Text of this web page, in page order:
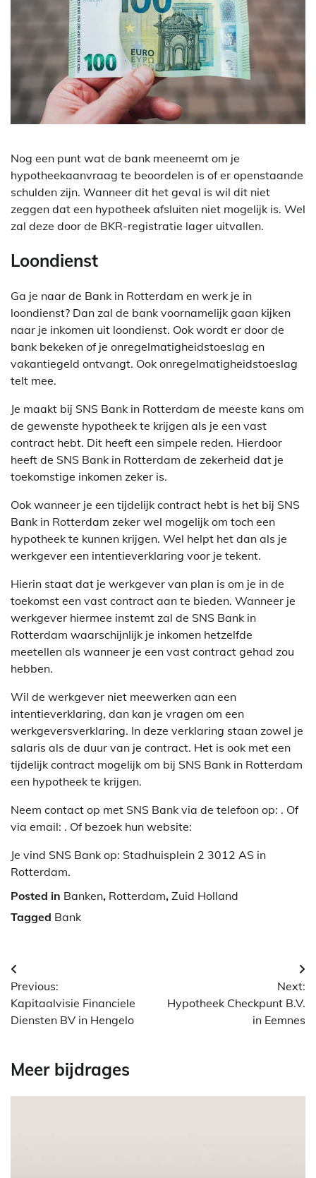
Nog een punt wat de bank meeneemt om je
hypotheekaanvraag te beoordelen is of er openstaande
schulden zijn. Wanneer dit het geval is wil dit niet
zeggen dat een hypotheek afsluiten niet mogelijk is. Wel
zal deze door de BKR-registratie lager uitvallen.
Loondienst
Ga je naar de Bank in Rotterdam en werk je in
loondienst? Dan zal de bank voornamelijk gaan kijken
naar je inkomen uit loondienst. Ook wordt er door de
bank bekeken of je onregelmatigheidstoeslag en
vakantiegeld ontvangt. Ook onregelmatigheidstoeslag
telt mee.
Je maakt bij SNS Bank in Rotterdam de meeste kans om
de gewenste hypotheek te krijgen als je een vast
contract hebt. Dit heeft een simpele reden. Hierdoor
heeft de SNS Bank in Rotterdam de zekerheid dat je
toekomstige inkomen zeker is.
Ook wanneer je een tijdelijk contract hebt is het bij SNS
Bank in Rotterdam zeker wel mogelijk om toch een
hypotheek te kunnen krijgen. Wel helpt het dan als je
werkgever een intentieverklaring voor je tekent.
Hierin staat dat je werkgever van plan is om je in de
toekomst een vast contract aan te bieden. Wanneer je
werkgever hiermee instemt zal de SNS Bank in
Rotterdam waarschijnlijk je inkomen hetzelfde
meetellen als wanneer je een vast contract gehad zou
hebben.
Wil de werkgever niet meewerken aan een
intentieverklaring, dan kan je vragen om een
werkgeversverklaring. In deze verklaring staan zowel je
salaris als de duur van je contract. Het is ook met een
tijdelijk contract mogelijk om bij SNS Bank in Rotterdam
een hypotheek te krijgen.
Neem contact op met SNS Bank via de telefoon op: . Of
via email: . Of bezoek hun website:
Je vind SNS Bank op: Stadhuisplein 2 3012 AS in
Rotterdam.
Posted in Banken, Rotterdam, Zuid Holland
Tagged Bank
Berichtnavigatie
Previous:
Kapitaalvisie Financiele
Diensten BV in Hengelo
Next:
Hypotheek Checkpunt B.V.
in Eemnes
Meer bijdrages